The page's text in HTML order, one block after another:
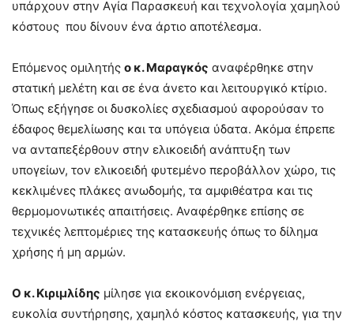
υπάρχουν στην Αγία Παρασκευή και τεχνολογία χαμηλού
κόστους που δίνουν ένα άρτιο αποτέλεσμα.
Επόμενος ομιλητής ο κ. Μαραγκός αναφέρθηκε στην
στατική μελέτη και σε ένα άνετο και λειτουργικό κτίριο.
Όπως εξήγησε οι δυσκολίες σχεδιασμού αφορούσαν το
έδαφος θεμελίωσης και τα υπόγεια ύδατα. Ακόμα έπρεπε
να ανταπεξέρθουν στην ελικοειδή ανάπτυξη των
υπογείων, τον ελικοειδή φυτεμένο περοβάλλον χώρο, τις
κεκλιμένες πλάκες ανωδομής, τα αμφιθέατρα και τις
θερμομονωτικές απαιτήσεις. Αναφέρθηκε επίσης σε
τεχνικές λεπτομέριες της κατασκευής όπως το δίλημα
χρήσης ή μη αρμών.
Ο κ. Κιριμλίδης μίλησε για εκοικονόμιση ενέργειας,
ευκολία συντήρησης, χαμηλό κόστος κατασκευής, για την